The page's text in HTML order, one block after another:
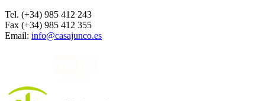
Tel. (+34) 985 412 243
Fax (+34) 985 412 355
Email: info@casajunco.es